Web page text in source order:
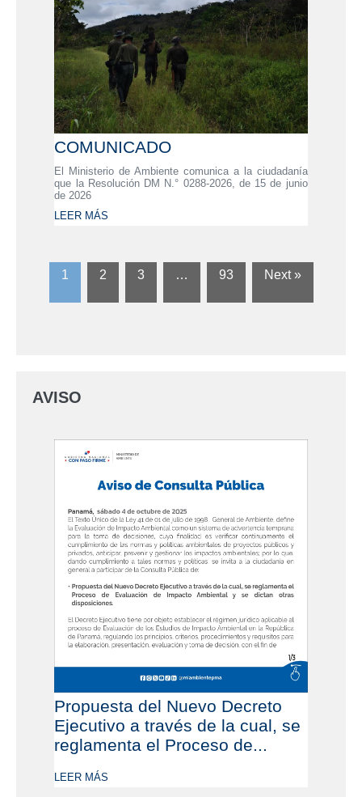
COMUNICADO
El Ministerio de Ambiente comunica a la ciudadanía
que la Resolución DM N.° 0288-2026, de 15 de junio
de 2026
LEER MÁS
1 2 3 … 93 Next »
AVISO
Propuesta del Nuevo Decreto
Ejecutivo a través de la cual, se
reglamenta el Proceso de...
LEER MÁS